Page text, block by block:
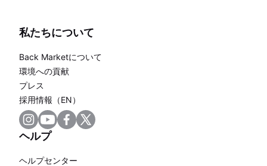
私たちについて
Back Marketについて
環境への貢献
プレス
採用情報（EN）
ヘルプ
ヘルプセンター